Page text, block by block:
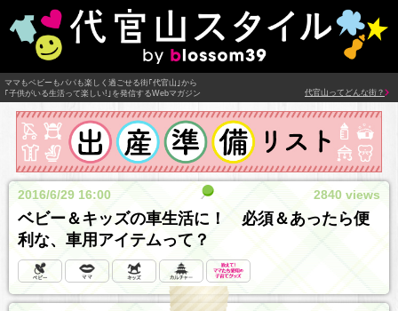
ママもベビーもパパも楽しく過ごせる街｢代官山｣から
｢子供がいる生活って楽しい!｣を発信するWebマガジン
代官山ってどんな街？
2016/6/29 16:00 2840 views
ベビー＆キッズの車生活に！ 必須＆あったら便
利な、車用アイテムって？